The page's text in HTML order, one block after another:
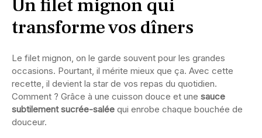
Un filet mignon qui
transforme vos dîners
Le filet mignon, on le garde souvent pour les grandes
occasions. Pourtant, il mérite mieux que ça. Avec cette
recette, il devient la star de vos repas du quotidien.
Comment ? Grâce à une cuisson douce et une sauce
subtilement sucrée-salée qui enrobe chaque bouchée de
douceur.